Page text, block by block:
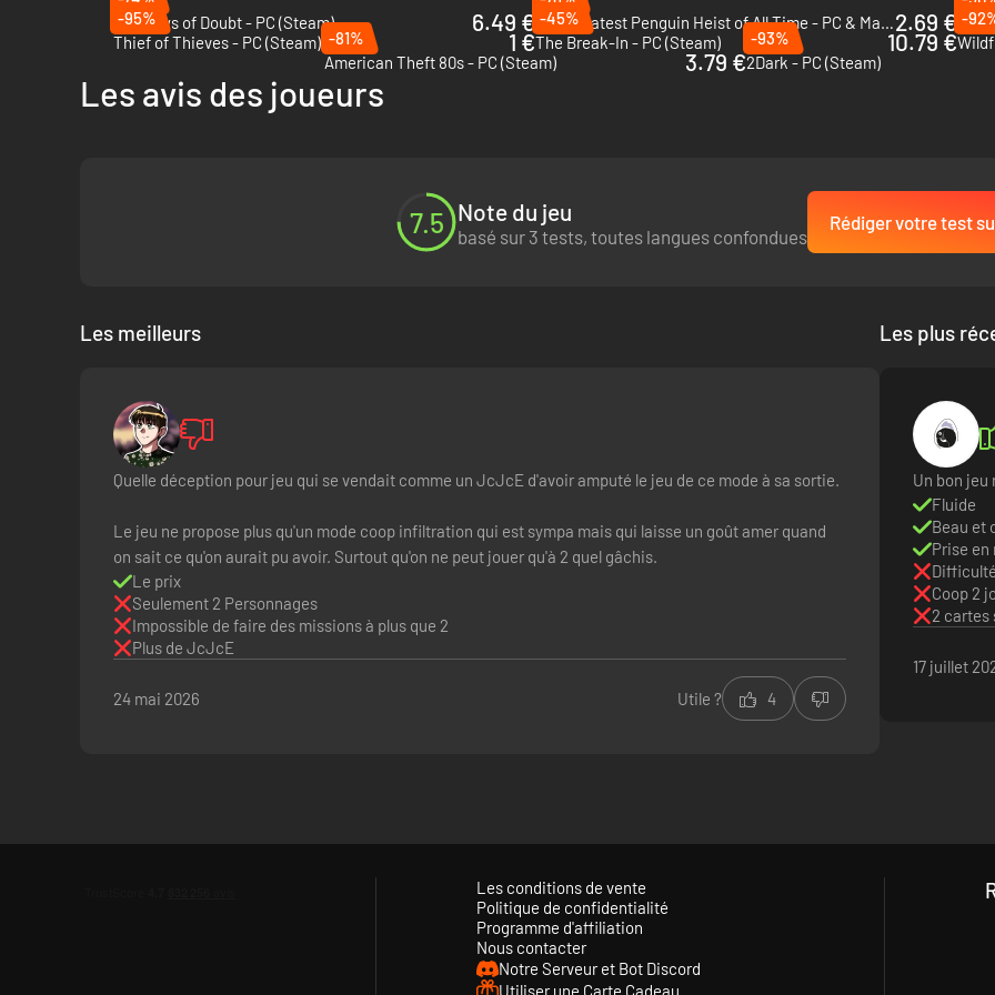
Aucun casse ne se passe deux fois de la même façon dans Thick as Thieves. Que vous traversiez ces courtes sessions de jeu en
configuration des gardes changeront alors que vous progressez du statut de novice à celui de maître voleur, créant des dizaines
mission est une opportunité, et chaque opportunité demande une approche créative.
UN ÉQUIPEMENT ADÉQUAT
Utilisez tous vos gadgets et capacités pour mettre les mains sur le butin. Lorsque les choses se compliquent, utilisez le Glissoir
disparaître d'un champ de vision ou envoyez la Fée-vide-poche activer un levier à distance. Que vous utilisiez la discrétion, la
Shadows of Doubt - PC (Steam)
6.49 €
The Greatest Penguin Heist of All Time - PC & Mac (Steam)2.69 €
-95%
Thief of Thieves - PC (Steam)
1 €
-45%
The Break-In - PC (Steam)
10.79 €
-
-81%
American Theft 80s - PC (Steam)
3.79 €
-93%
2Dark - PC (Steam)
Les avis des joueurs
7.5 Note du jeu
basé sur 3 tests, toutes langues confondues
Rédiger votre test
Les meilleurs
Quelle déception pour jeu qui se vendait comme un JcJcE d'avoir amputé le jeu de ce mode à sa sortie.
Le jeu ne propose plus qu'un mode coop infiltration qui est sympa mais qui laisse un goût amer quand
on sait ce qu'on aurait pu avoir. Surtout qu'on ne peut jouer qu'à 2 quel gâchis.
Le prix
Seulement 2 Personnages
Impossible de faire des missions à plus que 2
Plus de JcJcE
24 mai 2026 Utile ? 4
Les plus
Un bon jeu
Fluide
Beau et
Prise en
Coop 2
2 cartes
17 juillet
Les conditions de vente
Politique de confidentialité
Programme d'affiliation
Nous contacter
Notre Serveur et Bot Discord
Utiliser une Carte Cadeau